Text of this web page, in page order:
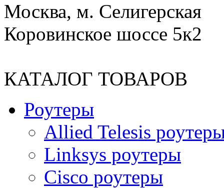
Москва, м. Селигерская
Коровинское шоссе 5к2
КАТАЛОГ ТОВАРОВ
Роутеры
Allied Telesis
Linksys роутеры
Cisco роутеры